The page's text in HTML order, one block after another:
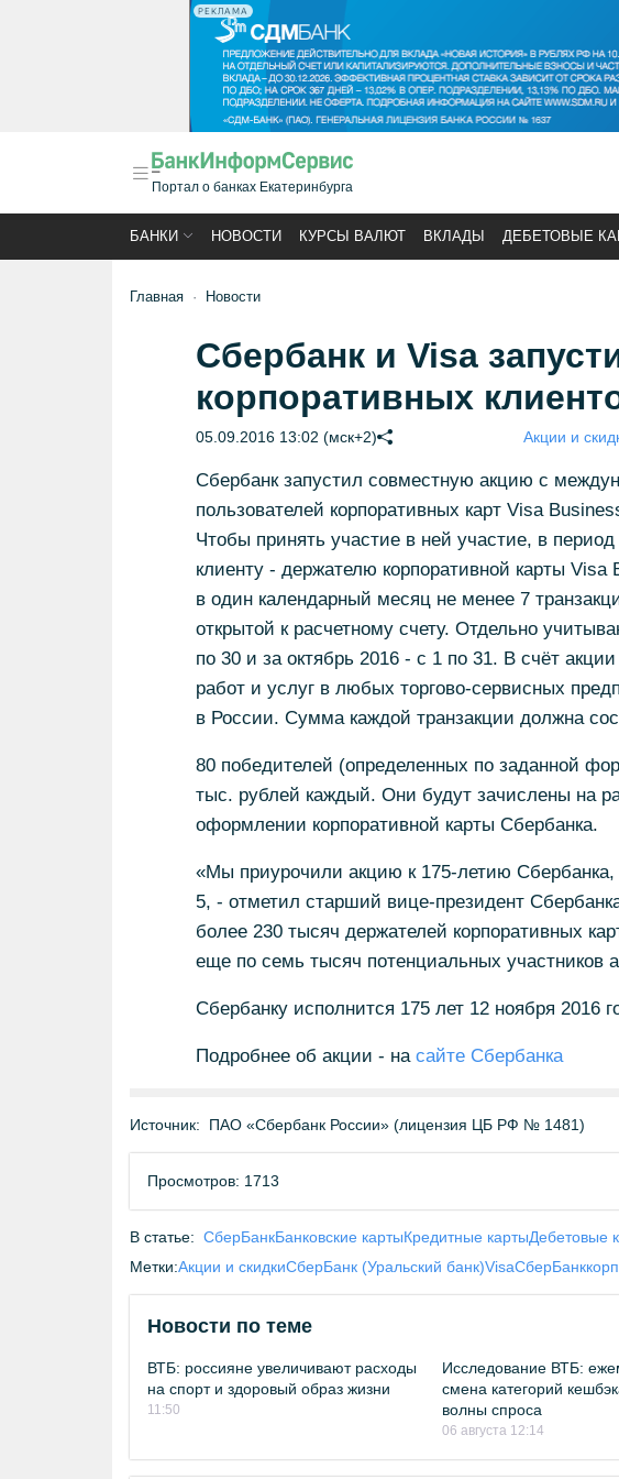
РЕКЛАМА
Портал о банках Екатеринбурга
БАНКИ НОВОСТИ КУРСЫ ВАЛЮТ ВКЛАДЫ ДЕБЕТОВЫЕ
Главная Новости
Сбербанк и Visa
корпоративных
05.09.2016 13:02 (мск+2) Акции и
Сбербанк запустил совместную акцию с
пользователей корпоративных карт Visa
Чтобы принять участие в ней участие, в
клиенту - держателю корпоративной карты
в один календарный месяц не менее 7
открытой к расчетному счету. Отдельно
по 30 и за октябрь 2016 - с 1 по 31. В счёт
работ и услуг в любых торгово-сервисных
в России. Сумма каждой транзакции должна
80 победителей (определенных по заданной
тыс. рублей каждый. Они будут зачислены на
оформлении корпоративной карты Сбербанка.
«Мы приурочили акцию к 175-летию
5, - отметил старший вице-президент
более 230 тысяч держателей корпоративных
еще по семь тысяч потенциальных участников
Сбербанку исполнится 175 лет 12 ноября 2016
Подробнее об акции - на сайте Сбербанка
Источник: ПАО «Сбербанк России» (лицензия ЦБ РФ № 1481)
Просмотров: 1713
В статье: СберБанкБанковские картыКредитные картыДебетовые
Метки:Акции и скидкиСберБанк (Уральский банк)VisaСберБанк
Новости по теме
ВТБ: россияне увеличивают расходы
на спорт и здоровый образ жизни
11:50
Исследование ВТБ:
смена категорий
волны спроса
06 августа 12:14